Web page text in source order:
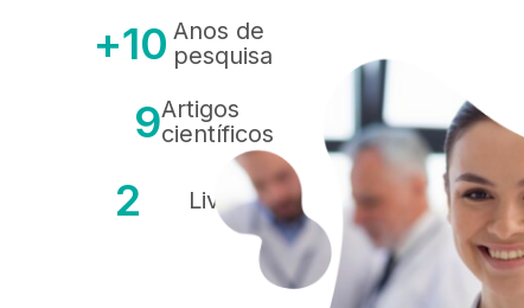
Anos de
pesquisa
+10
Artigos
científicos
9
Livros
2